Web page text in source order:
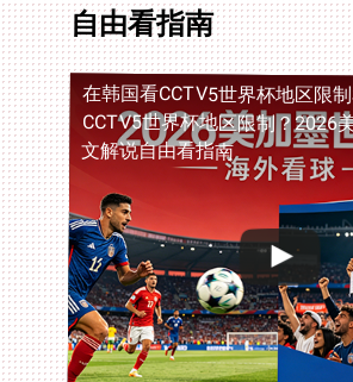
自由看指南
在韩国看CCTV5世界杯地区限制
文解说自由看指南